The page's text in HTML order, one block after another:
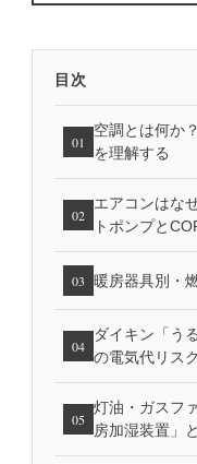
目次
01
空調とは何か
を理解する
02
エアコンはな
トポンプと
03 暖房器具別・
04
ダイキン「う
の電気代リスク
05
灯油・ガスフ
房加湿装置」